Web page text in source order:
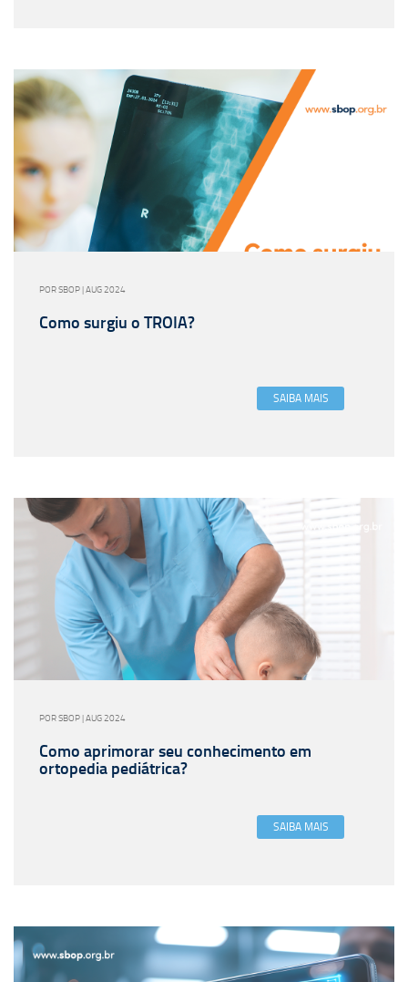
POR SBOP | AUG 2024
Como surgiu o TROIA?
SAIBA MAIS
POR SBOP | AUG 2024
Como aprimorar seu conhecimento em
ortopedia pediátrica?
SAIBA MAIS